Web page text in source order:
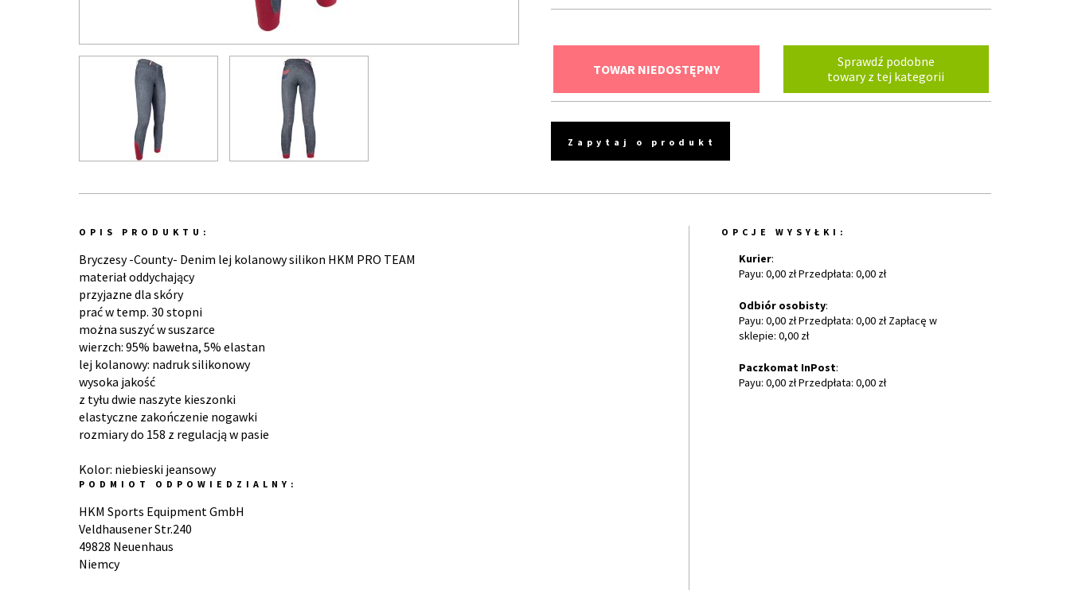
TOWAR NIEDOSTĘPNY
Sprawdź podobne
towary z tej kategorii
Zapytaj o produkt
OPIS PRODUKTU:
Bryczesy -County- Denim lej kolanowy silikon HKM PRO TEAM
materiał oddychający
przyjazne dla skóry
prać w temp. 30 stopni
można suszyć w suszarce
wierzch: 95% bawełna, 5% elastan
lej kolanowy: nadruk silikonowy
wysoka jakość
z tyłu dwie naszyte kieszonki
elastyczne zakończenie nogawki
rozmiary do 158 z regulacją w pasie
Kolor: niebieski jeansowy
PODMIOT ODPOWIEDZIALNY:
HKM Sports Equipment GmbH
Veldhausener Str.240
49828 Neuenhaus
Niemcy
OPCJE WYSYŁKI:
Kurier:
Payu: 0,00 zł Przedpłata: 0,00 zł
Odbiór osobisty:
Payu: 0,00 zł Przedpłata: 0,00 zł Zapłacę w
sklepie: 0,00 zł
Paczkomat InPost:
Payu: 0,00 zł Przedpłata: 0,00 zł